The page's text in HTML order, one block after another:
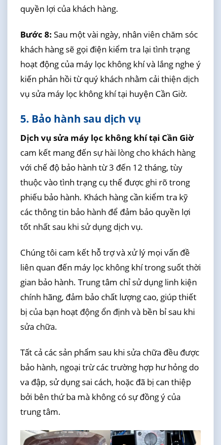
quyền lợi của khách hàng.
Bước 8: Sau một vài ngày, nhân viên chăm sóc
khách hàng sẽ gọi điện kiểm tra lại tình trạng
hoạt động của máy lọc không khí và lắng nghe ý
kiến phản hồi từ quý khách nhằm cải thiện dịch
vụ sửa máy lọc không khí tại huyện Cần Giờ.
5. Bảo hành sau dịch vụ
Dịch vụ sửa máy lọc không khí tại Cần Giờ
cam kết mang đến sự hài lòng cho khách hàng
với chế độ bảo hành từ 3 đến 12 tháng, tùy
thuộc vào tình trạng cụ thể được ghi rõ trong
phiếu bảo hành. Khách hàng cần kiểm tra kỹ
các thông tin bảo hành để đảm bảo quyền lợi
tốt nhất sau khi sử dụng dịch vụ.
Chúng tôi cam kết hỗ trợ và xử lý mọi vấn đề
liên quan đến máy lọc không khí trong suốt thời
gian bảo hành. Trung tâm chỉ sử dụng linh kiện
chính hãng, đảm bảo chất lượng cao, giúp thiết
bị của bạn hoạt động ổn định và bền bỉ sau khi
sửa chữa.
Tất cả các sản phẩm sau khi sửa chữa đều được
bảo hành, ngoại trừ các trường hợp hư hỏng do
va đập, sử dụng sai cách, hoặc đã bị can thiệp
bởi bên thứ ba mà không có sự đồng ý của
trung tâm.